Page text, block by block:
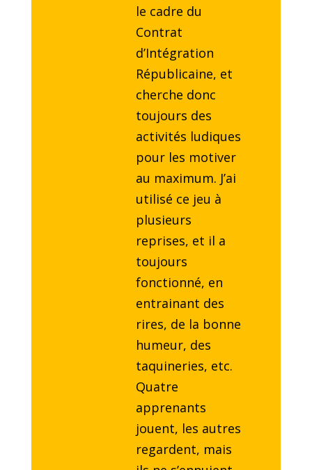
le cadre du
Contrat
d’Intégration
Républicaine, et
cherche donc
toujours des
activités ludiques
pour les motiver
au maximum. J’ai
utilisé ce jeu à
plusieurs
reprises, et il a
toujours
fonctionné, en
entrainant des
rires, de la bonne
humeur, des
taquineries, etc.
Quatre
apprenants
jouent, les autres
regardent, mais